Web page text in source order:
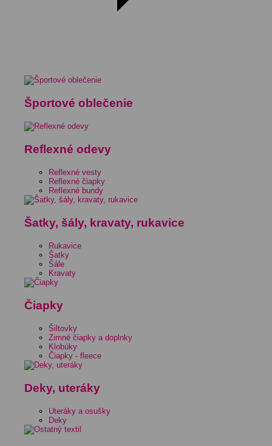
Športové oblečenie
Reflexné odevy
Reflexné vesty
Reflexné čiapky
Reflexné bundy
Šatky, šály, kravaty, rukavice
Rukavice
Šatky
Šále
Kravaty
Čiapky
Šiltovky
Zimné čiapky a doplnky
Klobúky
Čiapky - fleece
Deky, uteráky
Uteráky a osušky
Deky